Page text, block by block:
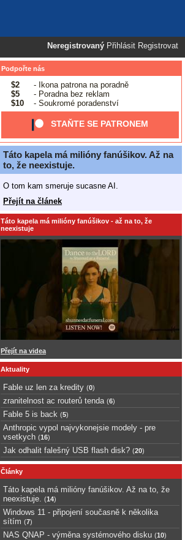
Neregistrovaný Přihlásit Registrovat
Podpořte nás
$2
- Ikona patrona na poradně
$5
- Poradna bez reklam
$10
- Soukromé poradenství
STAŇTE SE PATRONEM
Táto kapela má milióny fanúšikov. Až na
to, že neexistuje.
O tom kam smeruje sucasne AI.
Přejít na článek
Táto kapela má milióny fanúšikov - až na to, že
neexistuje
Přejít na videa
Aktuality
Fable uz len za kredity (0)
zranitelnost ac routerů tenda (6)
Fable 5 is back (5)
Anthropic vypol najvykonejsie modely - pre
vsetkych (16)
Jak odhalit falešný USB flash disk? (20)
Články
Táto kapela má milióny fanúšikov. Až na to, že
neexistuje.
(14)
Windows 11 - připojení současně k několika
sítím (7)
NAS QNAP - výměna systémového disku (10)